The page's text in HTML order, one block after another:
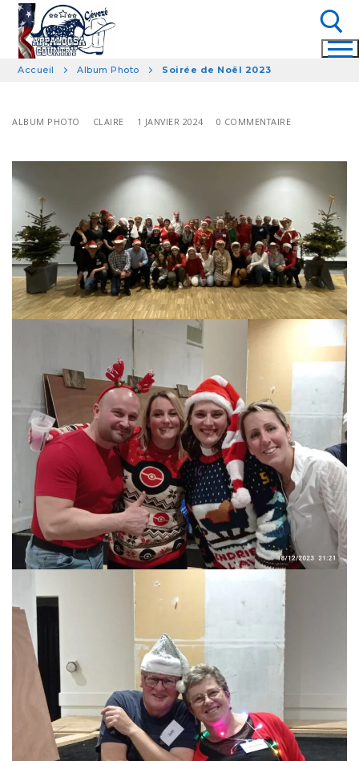
Aller
contenu
Accueil Album Photo Soirée de Noël 2023
ALBUM PHOTO CLAIRE 1 JANVIER 2024 0 COMMENTAIRE